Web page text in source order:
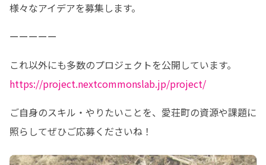
様々なアイデアを募集します。
ーーーーー
https://project.nextcommonslab.jp/project/
ご自身のスキル・やりたいことを、愛荘町の資源や課題に
照らしてぜひご応募くださいね！